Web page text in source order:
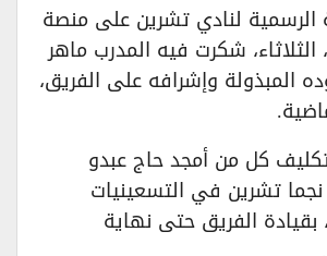
لنادي تشرين على منصة
الثلاثاء، شكرت فيه المدرب ماهر
المبذولة وإشرافه على الفريق،
كل من أمجد حاج عبدو
تشرين في التسعينيات
بقيادة الفريق حتى نهاية